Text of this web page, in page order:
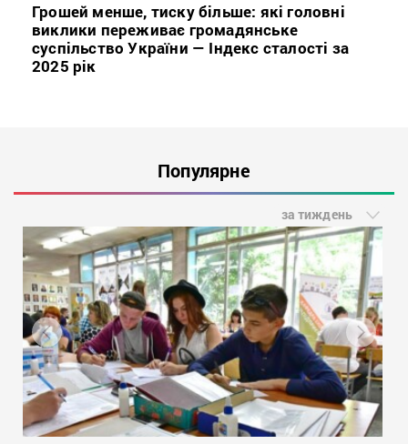
Грошей менше, тиску більше: які головні
виклики переживає громадянське
суспільство України — Індекс сталості за
2025 рік
Популярне
за тиждень